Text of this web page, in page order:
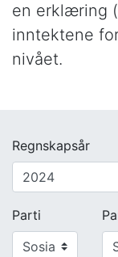
en erklæring
inntektene
nivået.
Regnskapsår
Parti